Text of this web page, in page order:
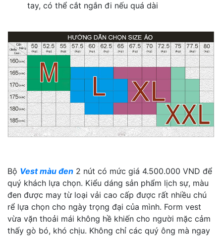
tay, có thể cắt ngắn đi nếu quá dài
Bộ Vest màu đen 2 nút có mức giá 4.500.000 VND để
quý khách lựa chọn. Kiểu dáng sản phẩm lịch sự, màu
đen được may từ loại vải cao cấp được rất nhiều chú
rể lựa chọn cho ngày trọng đại của mình. Form vest
vừa vặn thoải mái không hề khiến cho người mặc cảm
thấy gò bó, khó chịu. Không chỉ các quý ông mà ngay